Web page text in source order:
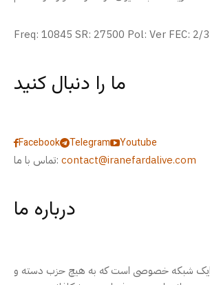
Freq: 10845 SR: 27500 Pol: Ver FEC: 2/3
ما را دنبال کنید
Facebook Telegram
Youtube
تماس با ما: contact@iranefardalive.com
درباره ما
شبکه خصوصی است که به هیچ حزب دسته و